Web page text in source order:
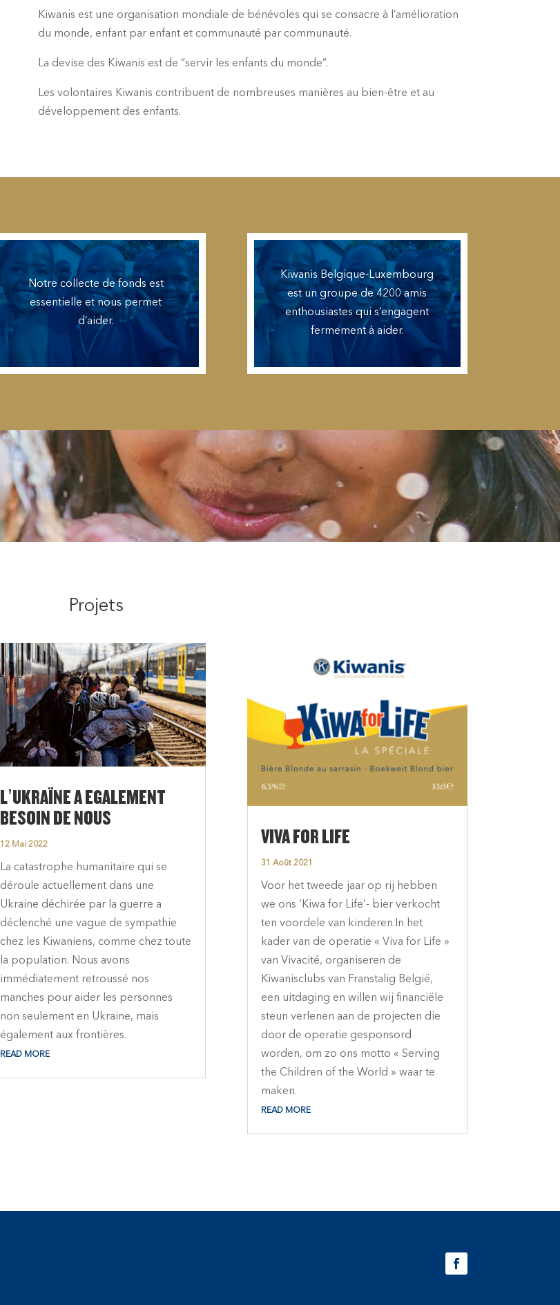
Kiwanis est une organisation mondiale de bénévoles qui se consacre à l’amélioration
du monde, enfant par enfant et communauté par communauté.
La devise des Kiwanis est de “servir les enfants du monde”.
Les volontaires Kiwanis contribuent de nombreuses manières au bien-être et au
développement des enfants.
Notre collecte de fonds est
essentielle et nous permet
d’aider.
Kiwanis Belgique-Luxembourg
est un groupe de 4200 amis
enthousiastes qui s’engagent
fermement à aider.
Projets
L’UKRAÏNE A EGALEMENT
BESOIN DE NOUS
12 Mai 2022
La catastrophe humanitaire qui se
déroule actuellement dans une
Ukraine déchirée par la guerre a
déclenché une vague de sympathie
chez les Kiwaniens, comme chez toute
la population. Nous avons
immédiatement retroussé nos
manches pour aider les personnes
non seulement en Ukraine, mais
également aux frontières.
READ MORE
VIVA FOR LIFE
31 Août 2021
Voor het tweede jaar op rij hebben
we ons ‘Kiwa for Life’- bier verkocht
ten voordele van kinderen.In het
kader van de operatie « Viva for Life »
van Vivacité, organiseren de
Kiwanisclubs van Franstalig België,
een uitdaging en willen wij financiële
steun verlenen aan de projecten die
door de operatie gesponsord
worden, om zo ons motto « Serving
the Children of the World » waar te
maken.
READ MORE